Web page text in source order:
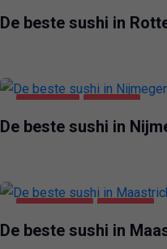
De beste sushi in
De beste sushi in
De beste sushi in